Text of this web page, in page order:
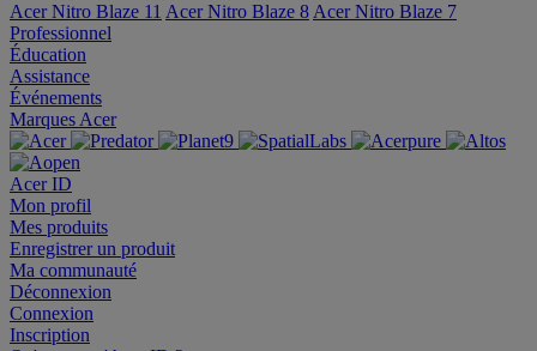
Acer Nitro Blaze 11 Acer Nitro Blaze 8 Acer Nitro Blaze 7
Professionnel
Éducation
Assistance
Événements
Marques Acer
Acer ID
Mon profil
Mes produits
Enregistrer un produit
Ma communauté
Déconnexion
Connexion
Inscription